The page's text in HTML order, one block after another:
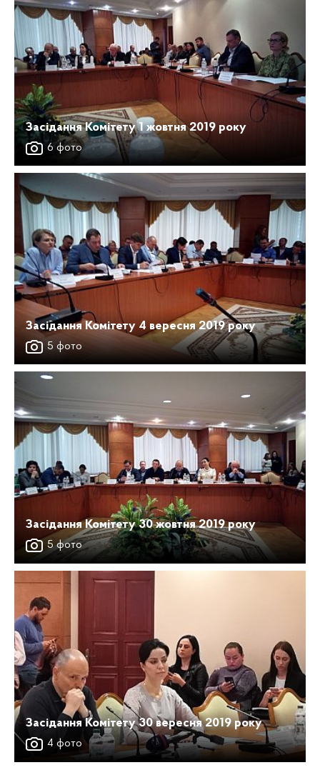
Засідання Комітету 1 жовтня 2019 року
6 фото
Засідання Комітету 4 вересня 2019 року
5 фото
Засідання Комітету 30 жовтня 2019 року
5 фото
Засідання Комітету 30 вересня 2019 року
4 фото